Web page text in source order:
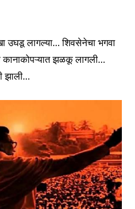
उघडू लागल्या… शिवसेनेचा भगवा
कानाकोपऱ्यात झळकू लागली…
झाली…